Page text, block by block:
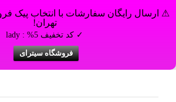
⚠ ارسال رایگان سفارشات با انتخاب پیک
تهران!
✓ کد تخفیف 5% : lady
فروشگاه سیترای